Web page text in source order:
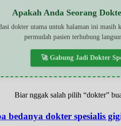
Apakah Anda Seorang
dokter utama untuk halaman ini
permudah pasien terhubung
🚀 Gabung Jadi Dokter
Biar nggak salah pilih “dokter”
bedanya dokter spesialis